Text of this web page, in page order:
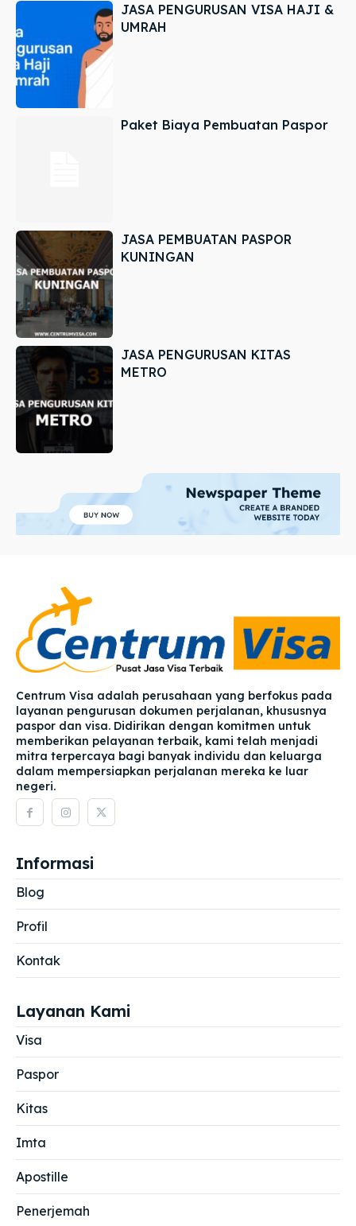
JASA PENGURUSAN VISA HAJI &
UMRAH
Paket Biaya Pembuatan Paspor
JASA PEMBUATAN PASPOR
KUNINGAN
JASA PENGURUSAN KITAS
METRO
Centrum Visa adalah perusahaan yang berfokus pada
layanan pengurusan dokumen perjalanan, khususnya
paspor dan visa. Didirikan dengan komitmen untuk
memberikan pelayanan terbaik, kami telah menjadi
mitra terpercaya bagi banyak individu dan keluarga
dalam mempersiapkan perjalanan mereka ke luar
negeri.
Informasi
Blog
Profil
Kontak
Layanan Kami
Visa
Paspor
Kitas
Imta
Apostille
Penerjemah